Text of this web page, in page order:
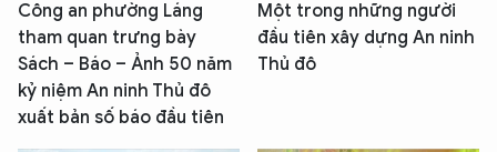
Công an phường Láng
tham quan trưng bày
Sách – Báo – Ảnh 50 năm
kỷ niệm An ninh Thủ đô
xuất bản số báo đầu tiên
Một trong những người
đầu tiên xây dựng An ninh
Thủ đô